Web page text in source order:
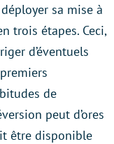
sa mise à
trois étapes. Ceci,
d’éventuels
de
peut d’ores
être disponible